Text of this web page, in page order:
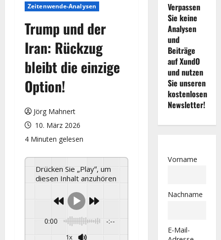
Zeitenwende-Analysen
Trump und der
Iran: Rückzug
bleibt die einzige
Option!
Jörg Mahnert
10. März 2026
4 Minuten gelesen
Drücken Sie „Play“, um
diesen Inhalt anzuhören
0:00 -:--
1x
Verpassen
Sie keine
Analysen
und
Beiträge
auf XundO
und nutzen
Sie unseren
kostenlosen
Newsletter!
Vorname
Nachname
E-Mail-